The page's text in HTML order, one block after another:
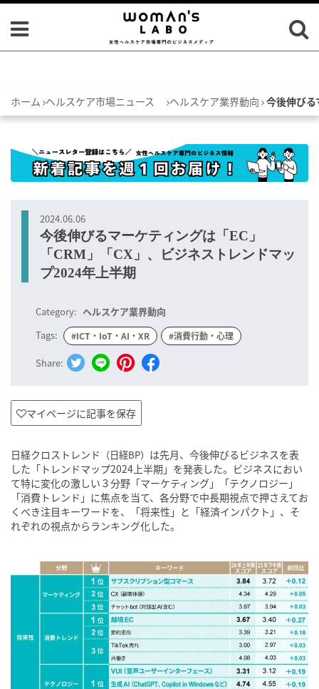
ホーム ヘルスケア市場ニュース ヘルスケア業界動向 今後伸び
2024.06.06
今後伸びるマーケティングは「EC」
「CRM」「CX」、ビジネストレンドマッ
プ2024年上半期
Category: ヘルスケア業界動向
Tags:
#ICT・IoT・AI・XR #消費行動・心理
Share:
マイページに記事を保存
日経クロストレンド （日経BP） は先月、今後伸びるビジネスを表
した「トレンドマップ2024上半期」を発表した。ビジネスにおい
て特に変化の激しい３分野「マーケティング」「テクノロジー」
「消費トレンド」に焦点を当て、各分野で中長期視点で押さえてお
くべき注目キーワードを、「将来性」と「経済インパクト」、そ
れぞれの視点からランキング化した。